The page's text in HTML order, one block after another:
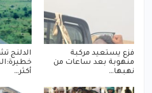
فزع يستعيد مركبة
منهوبة بعد ساعات من
نهبها…
الدلنج
أكثر…